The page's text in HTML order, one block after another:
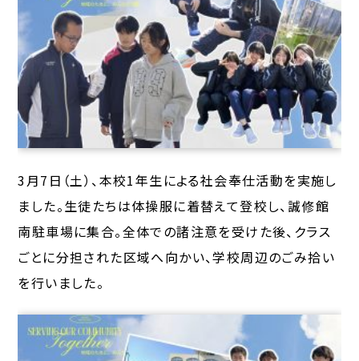
3月7日（土）、本校1年生による社会奉仕活動を実施し
ました。生徒たちは体操服に着替えて登校し、誠修館
南駐車場に集合。全体での諸注意を受けた後、クラス
ごとに分担された区域へ向かい、学校周辺のごみ拾い
を行いました。